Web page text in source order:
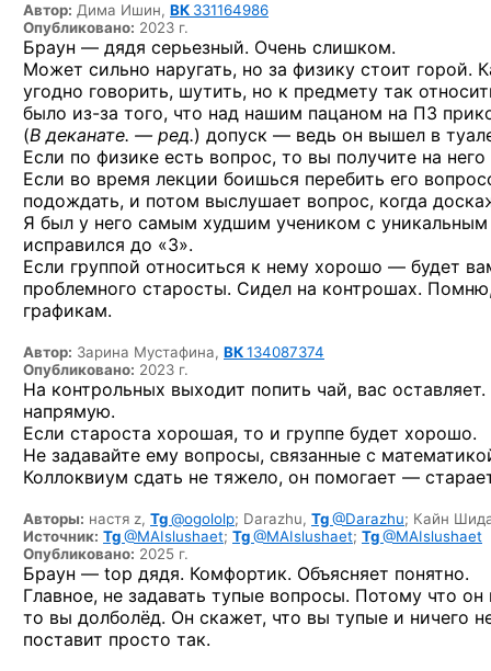
Автор: Дима Ишин, ВК 331164986
Опубликовано: 2023 г.
Браун — дядя серьезный. Очень слишком.
Может сильно наругать, но за физику стоит горой.
угодно говорить, шутить, но к предмету так
было из-за того, что над нашим пацаном на ПЗ
(В деканате. — ред.) допуск — ведь он вышел в
Если по физике есть вопрос, то вы получите на
Если во время лекции боишься перебить его
подождать, и потом выслушает вопрос, когда
Я был у него самым худшим учеником с
исправился до «3».
Если группой относиться к нему хорошо — будет
проблемного старосты. Сидел на контрошах.
графикам.
Автор: Зарина Мустафина, ВК134087374
Опубликовано: 2023 г.
На контрольных выходит попить чай, вас
напрямую.
Если староста хорошая, то и группе будет хорошо.
Не задавайте ему вопросы, связанные с
Коллоквиум сдать не тяжело, он помогает —
Авторы: настя z, Tg@ogololp; Darazhu, Tg@Darazhu; Кайн
Источник: Tg@MAIslushaet; Tg@MAIslushaet; Tg@MAIslushaet
Опубликовано: 2025 г.
Браун — top дядя. Комфортик. Объясняет понятно.
Главное, не задавать тупые вопросы. Потому что
то вы долболёд. Он скажет, что вы тупые и ничего
поставит просто так.